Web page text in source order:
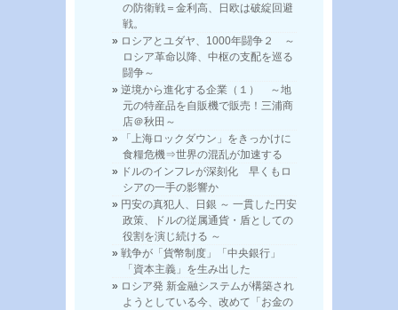
の防衛戦＝金利高、日欧は破綻回避
戦。
ロシアとユダヤ、1000年闘争２ ～
ロシア革命以降、中枢の支配を巡る
闘争～
逆境から進化する企業（１） ～地
元の特産品を自販機で販売！三浦商
店＠秋田～
「上海ロックダウン」をきっかけに
食糧危機⇒世界の混乱が加速する
ドルのインフレが深刻化 早くもロ
シアの一手の影響か
円安の真犯人、日銀 ～ 一貫した円安
政策、ドルの従属通貨・盾としての
役割を演じ続ける ～
戦争が「貨幣制度」「中央銀行」
「資本主義」を生み出した
ロシア発 新金融システムが構築され
ようとしている今、改めて「お金の